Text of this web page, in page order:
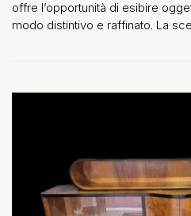
offre l’opportunità di esibire
modo distintivo e raffinato. La